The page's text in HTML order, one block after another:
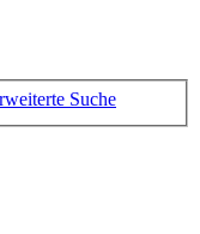
Suche